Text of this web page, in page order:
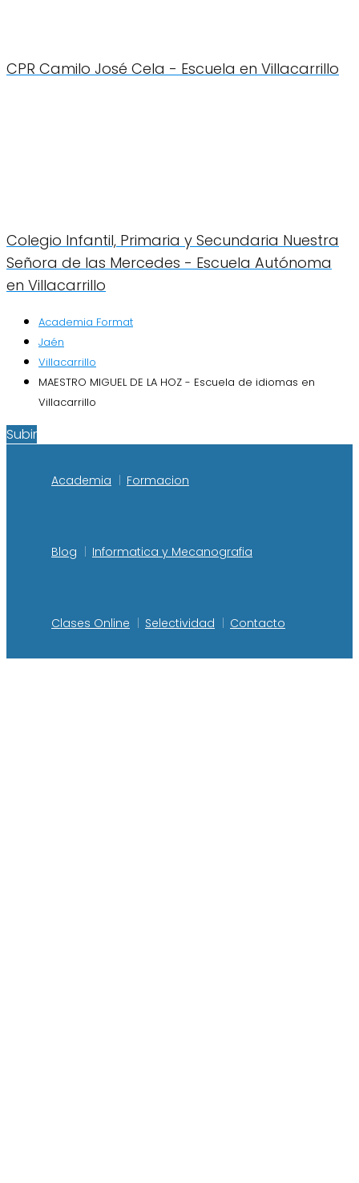
CPR Camilo José Cela - Escuela en Villacarrillo
Colegio Infantil, Primaria y Secundaria Nuestra
Señora de las Mercedes - Escuela Autónoma
en Villacarrillo
Academia Format
Jaén
Villacarrillo
MAESTRO MIGUEL DE LA HOZ - Escuela de idiomas en
Villacarrillo
Subir
Academia Formacion
Blog Informatica y Mecanografia
Clases Online Selectividad Contacto